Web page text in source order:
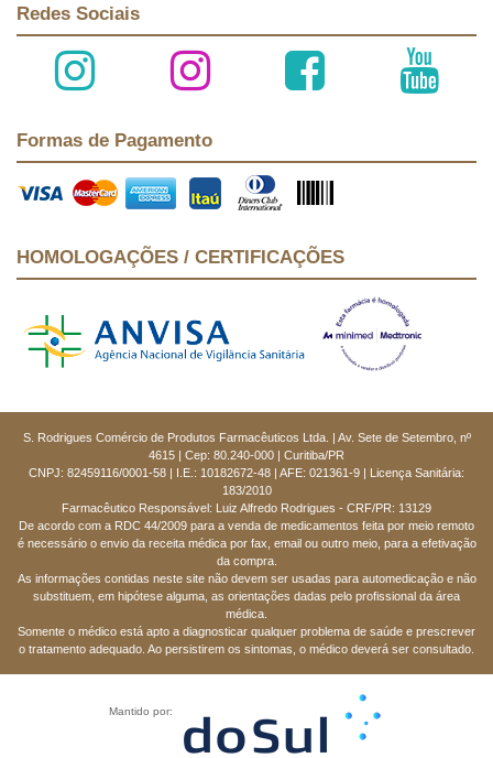
Redes Sociais
Formas de Pagamento
HOMOLOGAÇÕES / CERTIFICAÇÕES
S. Rodrigues Comércio de Produtos Farmacêuticos Ltda. | Av. Sete de Setembro, nº
4615 | Cep: 80.240-000 | Curitiba/PR
CNPJ: 82459116/0001-58 | I.E.: 10182672-48 | AFE: 021361-9 | Licença Sanitária:
183/2010
Farmacêutico Responsável: Luiz Alfredo Rodrigues - CRF/PR: 13129
De acordo com a RDC 44/2009 para a venda de medicamentos feita por meio remoto
é necessário o envio da receita médica por fax, email ou outro meio, para a efetivação
da compra.
As informações contidas neste site não devem ser usadas para automedicação e não
substituem, em hipótese alguma, as orientações dadas pelo profissional da área
médica.
Somente o médico está apto a diagnosticar qualquer problema de saúde e prescrever
o tratamento adequado. Ao persistirem os sintomas, o médico deverá ser consultado.
Mantido por: